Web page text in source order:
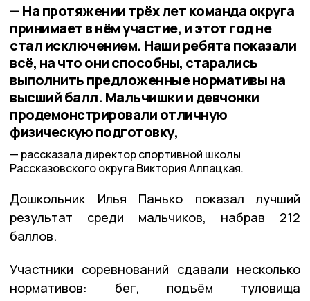
— На протяжении трёх лет команда округа
принимает в нём участие, и этот год не
стал исключением. Наши ребята показали
всё, на что они способны, старались
выполнить предложенные нормативы на
высший балл. Мальчишки и девчонки
продемонстрировали отличную
физическую подготовку,
рассказала директор спортивной школы
Рассказовского округа Виктория Алпацкая.
Дошкольник Илья Панько показал лучший
результат среди мальчиков, набрав 212
баллов.
Участники соревнований сдавали несколько
нормативов: бег, подъём туловища